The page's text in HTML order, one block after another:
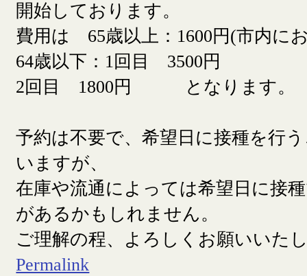
開始しております。
費用は 65歳以上：1600円(市内に
64歳以下：1回目 3500円
2回目 1800円 となります。
予約は不要で、希望日に接種を行
いますが、
在庫や流通によっては希望日に接
があるかもしれません。
ご理解の程、よろしくお願いいた
Permalink